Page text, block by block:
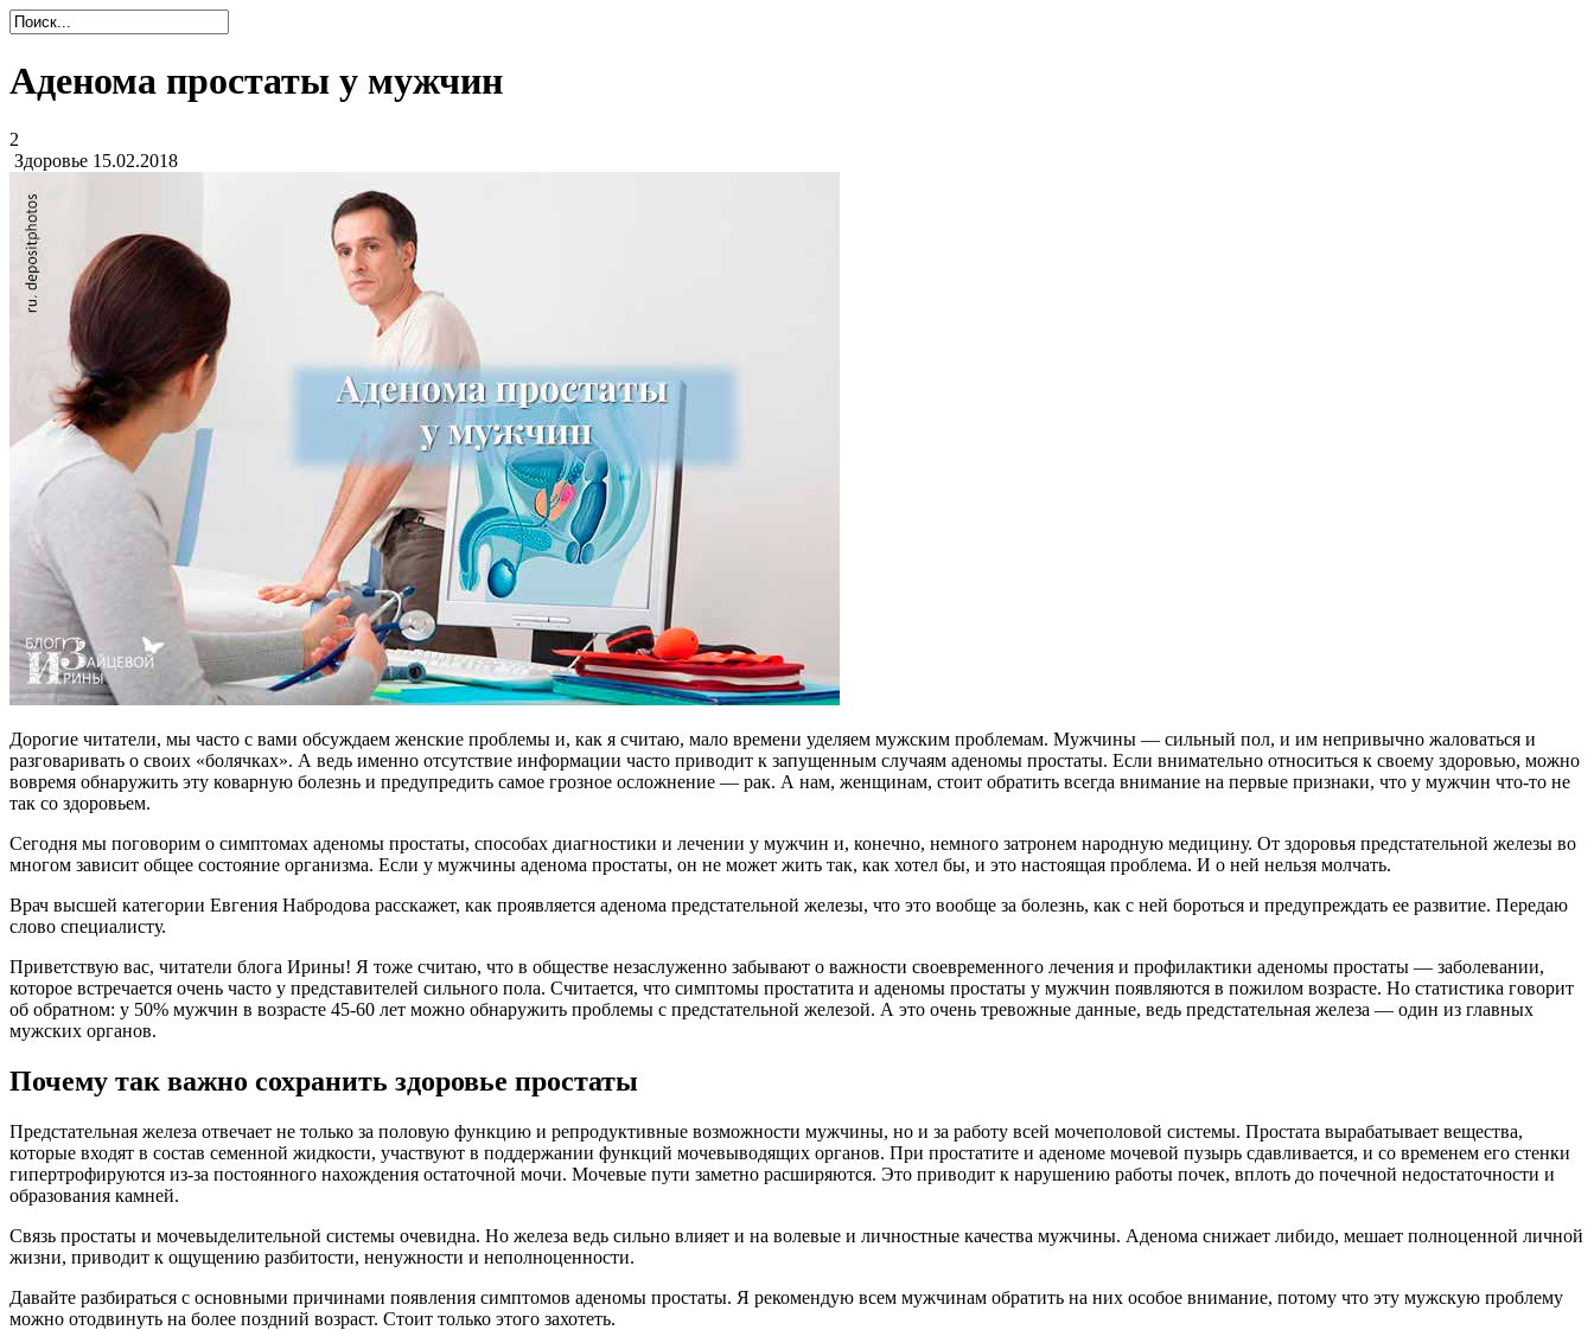
Аденома простаты у мужчин
2
Здоровье 15.02.2018
Дорогие читатели, мы часто с вами обсуждаем женские проблемы и, как я считаю, мало времени уделяем мужским проблемам. Мужчины — сильный пол, и им непривычно жаловаться и
разговаривать о своих «болячках». А ведь именно отсутствие информации часто приводит к запущенным случаям аденомы простаты. Если внимательно относиться к своему здоровью, можно
вовремя обнаружить эту коварную болезнь и предупредить самое грозное осложнение — рак. А нам, женщинам, стоит обратить всегда внимание на первые признаки, что у мужчин что-то не
так со здоровьем.
Сегодня мы поговорим о симптомах аденомы простаты, способах диагностики и лечении у мужчин и, конечно, немного затронем народную медицину. От здоровья предстательной железы во
многом зависит общее состояние организма. Если у мужчины аденома простаты, он не может жить так, как хотел бы, и это настоящая проблема. И о ней нельзя молчать.
Врач высшей категории Евгения Набродова расскажет, как проявляется аденома предстательной железы, что это вообще за болезнь, как с ней бороться и предупреждать ее развитие. Передаю
слово специалисту.
Приветствую вас, читатели блога Ирины! Я тоже считаю, что в обществе незаслуженно забывают о важности своевременного лечения и профилактики аденомы простаты — заболевании,
которое встречается очень часто у представителей сильного пола. Считается, что симптомы простатита и аденомы простаты у мужчин появляются в пожилом возрасте. Но статистика говорит
об обратном: у 50% мужчин в возрасте 45-60 лет можно обнаружить проблемы с предстательной железой. А это очень тревожные данные, ведь предстательная железа — один из главных
мужских органов.
Почему так важно сохранить здоровье простаты
Предстательная железа отвечает не только за половую функцию и репродуктивные возможности мужчины, но и за работу всей мочеполовой системы. Простата вырабатывает вещества,
которые входят в состав семенной жидкости, участвуют в поддержании функций мочевыводящих органов. При простатите и аденоме мочевой пузырь сдавливается, и со временем его стенки
гипертрофируются из-за постоянного нахождения остаточной мочи. Мочевые пути заметно расширяются. Это приводит к нарушению работы почек, вплоть до почечной недостаточности и
образования камней.
Связь простаты и мочевыделительной системы очевидна. Но железа ведь сильно влияет и на волевые и личностные качества мужчины. Аденома снижает либидо, мешает полноценной личной
жизни, приводит к ощущению разбитости, ненужности и неполноценности.
Давайте разбираться с основными причинами появления симптомов аденомы простаты. Я рекомендую всем мужчинам обратить на них особое внимание, потому что эту мужскую проблему
можно отодвинуть на более поздний возраст. Стоит только этого захотеть.